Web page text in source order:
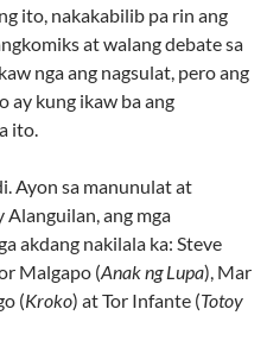
ito, nakakabilib pa rin ang
at walang debate sa
nga ang nagsulat, pero ang
ay kung ikaw ba ang
ito.
Ayon sa manunulat at
ang mga
akdang nakilala ka: Steve
Malgapo (Anak ng Lupa), Mar
(Kroko) at Tor Infante (Totoy